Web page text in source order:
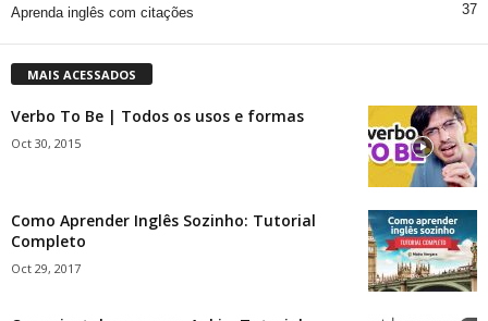
Aprenda inglês com citações 37
MAIS ACESSADOS
Verbo To Be | Todos os usos e formas
Oct 30, 2015
Como Aprender Inglês Sozinho: Tutorial
Completo
Oct 29, 2017